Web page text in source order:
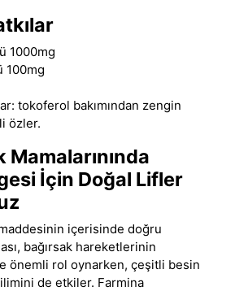
1000mg
100mg
tokoferol bakımından zengin
özler.
Mamalarınında
İçin Doğal Lifler
içerisinde doğru
bağırsak hareketlerinin
önemli rol oynarken, çeşitli besin
de etkiler. Farmina